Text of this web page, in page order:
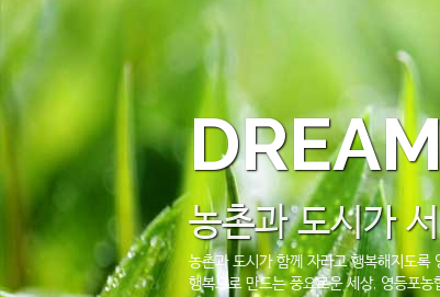
농촌과 도시가
농촌과 도시가 함께 자라고 행복해지도록
행복으로 만드는 풍요로운 세상, 영등포농